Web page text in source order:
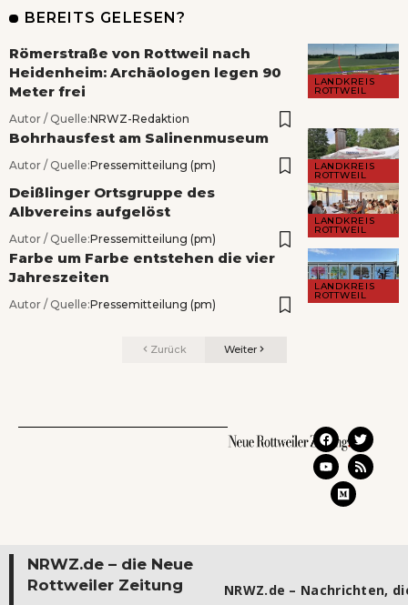
BEREITS GELESEN?
LANDKREIS
ROTTWEIL
Römerstraße von Rottweil nach
Heidenheim: Archäologen legen 90
Meter frei
Autor / Quelle:NRWZ-Redaktion
LANDKREIS
ROTTWEIL
Bohrhausfest am Salinenmuseum
Autor / Quelle:Pressemitteilung (pm)
LANDKREIS
ROTTWEIL
Deißlinger Ortsgruppe des
Albvereins aufgelöst
Autor / Quelle:Pressemitteilung (pm)
LANDKREIS
ROTTWEIL
Farbe um Farbe entstehen die vier
Jahreszeiten
Autor / Quelle:Pressemitteilung (pm)
Zurück Weiter
NRWZ.de – die Neue
Rottweiler Zeitung
NRWZ.de – Nachrichten,